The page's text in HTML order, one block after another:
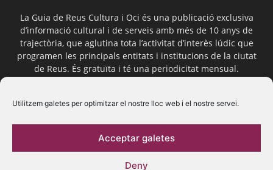
Utilitzem galetes per optimitzar el nostre lloc web i el nostre servei.
Acceptar galetes
Deny
La Guia de Reus Cultura i Oci és una publicació exclusiva
d’informació cultural i de serveis amb més de 10 anys de
trajectòria, que aglutina tota l’activitat d’interès lúdic que
programen les principals entitats i institucions de la ciutat
de Reus. És gratuïta i té una periodicitat mensual.
Segueix-nos